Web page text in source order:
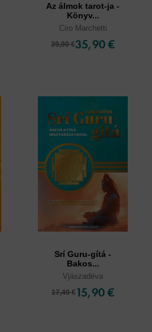
Az álmok tarot-ja -
Könyv...
Ciro Marchetti
39,90 €35,90 €
Srí Guru-gítá -
Bakos...
Vjászadéva
17,49 €15,90 €